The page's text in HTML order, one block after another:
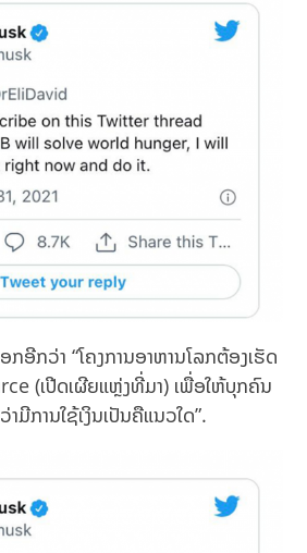
ອີກວ່າ “ໂຄງການອາຫານໂລກຕ້ອງເຮັດ
(ເປີດເຜີຍແຫຼ່ງທີ່ມາ) ເພື່ອໃຫ້ບຸກຄົນ
ມີການໃຊ້ເງິນເປັນຄືແນວໃດ”.